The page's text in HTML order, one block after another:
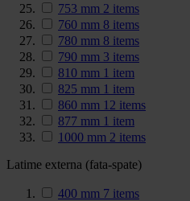
753 mm 2 items
760 mm 8 items
780 mm 8 items
790 mm 3 items
810 mm 1 item
825 mm 1 item
860 mm 12 items
877 mm 1 item
1000 mm 2 items
Latime externa (fata-spate)
400 mm 7 items